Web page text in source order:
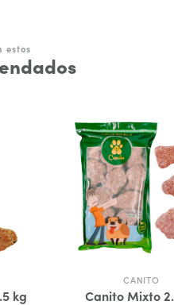
estos
kg
CANITO
Canito Mixto